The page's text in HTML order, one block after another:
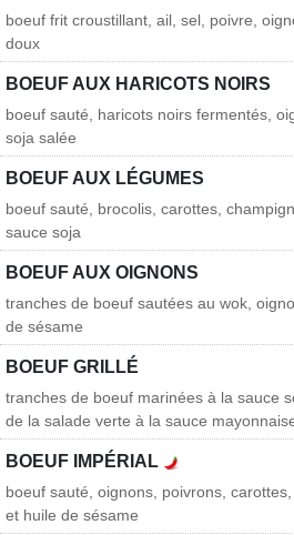
boeuf frit croustillant, ail, sel, poivre,
doux
BOEUF AUX HARICOTS NOIRS
boeuf sauté, haricots noirs fermentés,
soja salée
BOEUF AUX LÉGUMES
boeuf sauté, brocolis, carottes,
sauce soja
BOEUF AUX OIGNONS
tranches de boeuf sautées au wok,
de sésame
BOEUF GRILLÉ
tranches de boeuf marinées à la sauce
de la salade verte à la sauce
BOEUF IMPÉRIAL
boeuf sauté, oignons, poivrons,
et huile de sésame